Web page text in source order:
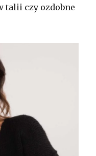
talii czy ozdobne